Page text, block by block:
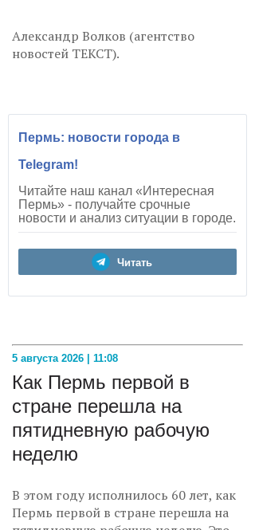
Александр Волков (агентство
новостей ТЕКСТ).
Пермь: новости города в
Telegram!
Читайте наш канал «Интересная
Пермь» - получайте срочные
новости и анализ ситуации в городе.
Читать
5 августа 2026 | 11:08
Как Пермь первой в
стране перешла на
пятидневную рабочую
неделю
В этом году исполнилось 60 лет, как
Пермь первой в стране перешла на